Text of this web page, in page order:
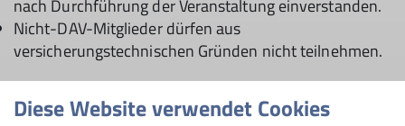
nach Durchführung der Veranstaltung einverstanden.
Nicht-DAV-Mitglieder dürfen aus
versicherungstechnischen Gründen nicht teilnehmen.
Geschäftsbedingungen
Diese Website verwendet Cookies